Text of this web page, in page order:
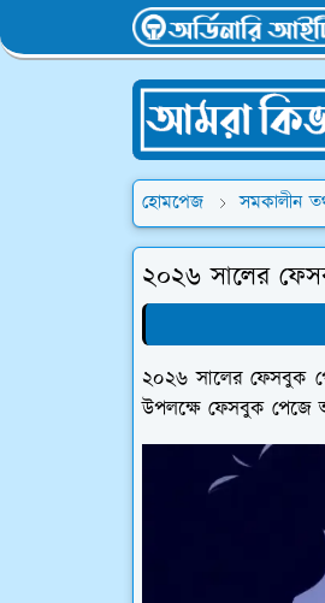
হোমপেজ সমকালীন
২০২৬ সালের
২০২৬ সালের ফেসবুক
উপলক্ষে ফেসবুক পেজে